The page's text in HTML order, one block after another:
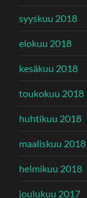
syyskuu 2018
elokuu 2018
kesäkuu 2018
toukokuu 2018
huhtikuu 2018
maaliskuu 2018
helmikuu 2018
joulukuu 2017